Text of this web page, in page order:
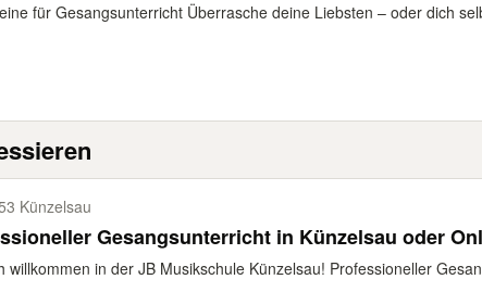
für Gesangsunterricht Überrasche deine Liebsten – oder dich
Künzelsau
Gesangsunterricht in Künzelsau oder
willkommen in der JB Musikschule Künzelsau! Professioneller